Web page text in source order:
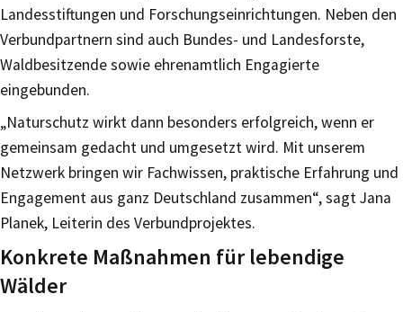
Landesstiftungen und Forschungseinrichtungen. Neben den
Verbundpartnern sind auch Bundes- und Landesforste,
Waldbesitzende sowie ehrenamtlich Engagierte
eingebunden.
„Naturschutz wirkt dann besonders erfolgreich, wenn er
gemeinsam gedacht und umgesetzt wird. Mit unserem
Netzwerk bringen wir Fachwissen, praktische Erfahrung und
Engagement aus ganz Deutschland zusammen“, sagt Jana
Planek, Leiterin des Verbundprojektes.
Konkrete Maßnahmen für lebendige
Wälder